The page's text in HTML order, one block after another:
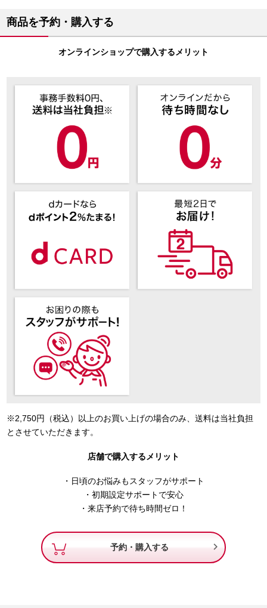
商品を予約・購入する
オンラインショップで購入するメリット
※2,750円（税込）以上のお買い上げの場合のみ、送料は当社負担
とさせていただきます。
店舗で購入するメリット
・日頃のお悩みもスタッフがサポート
・初期設定サポートで安心
・来店予約で待ち時間ゼロ！
予約・購入する 